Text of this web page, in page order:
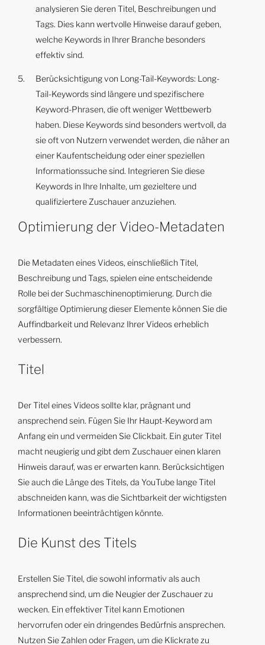
analysieren Sie deren Titel, Beschreibungen und
Tags. Dies kann wertvolle Hinweise darauf geben,
welche Keywords in Ihrer Branche besonders
effektiv sind.
Berücksichtigung von Long-Tail-Keywords: Long-
Tail-Keywords sind längere und spezifischere
Keyword-Phrasen, die oft weniger Wettbewerb
haben. Diese Keywords sind besonders wertvoll, da
sie oft von Nutzern verwendet werden, die näher an
einer Kaufentscheidung oder einer speziellen
Informationssuche sind. Integrieren Sie diese
Keywords in Ihre Inhalte, um gezieltere und
qualifiziertere Zuschauer anzuziehen.
Optimierung der Video-Metadaten
Die Metadaten eines Videos, einschließlich Titel,
Beschreibung und Tags, spielen eine entscheidende
Rolle bei der Suchmaschinenoptimierung. Durch die
sorgfältige Optimierung dieser Elemente können Sie die
Auffindbarkeit und Relevanz Ihrer Videos erheblich
verbessern.
Titel
Der Titel eines Videos sollte klar, prägnant und
ansprechend sein. Fügen Sie Ihr Haupt-Keyword am
Anfang ein und vermeiden Sie Clickbait. Ein guter Titel
macht neugierig und gibt dem Zuschauer einen klaren
Hinweis darauf, was er erwarten kann. Berücksichtigen
Sie auch die Länge des Titels, da YouTube lange Titel
abschneiden kann, was die Sichtbarkeit der wichtigsten
Informationen beeinträchtigen könnte.
Die Kunst des Titels
Erstellen Sie Titel, die sowohl informativ als auch
ansprechend sind, um die Neugier der Zuschauer zu
wecken. Ein effektiver Titel kann Emotionen
hervorrufen oder ein dringendes Bedürfnis ansprechen.
Nutzen Sie Zahlen oder Fragen, um die Klickrate zu